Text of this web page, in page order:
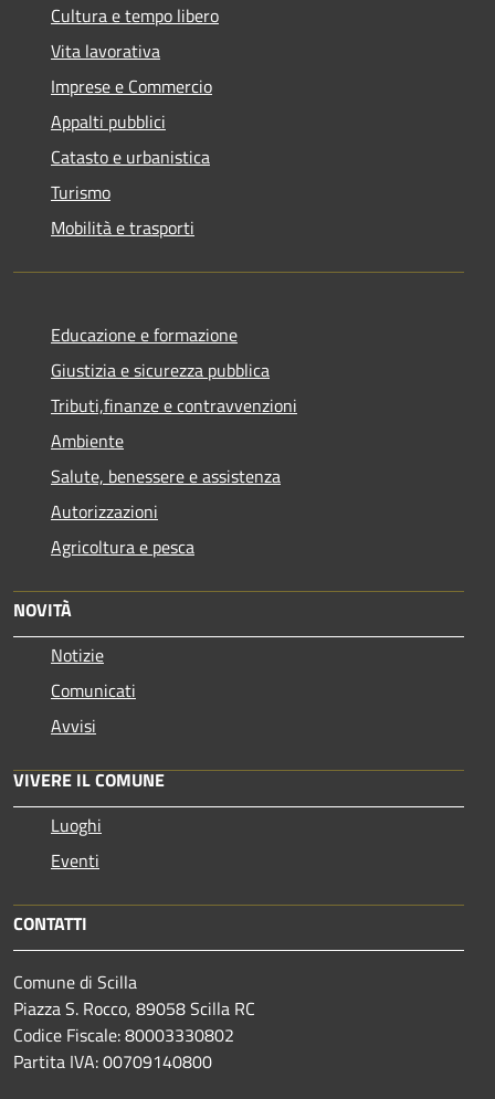
Cultura e tempo libero
Vita lavorativa
Imprese e Commercio
Appalti pubblici
Catasto e urbanistica
Turismo
Mobilità e trasporti
Educazione e formazione
Giustizia e sicurezza pubblica
Tributi,finanze e contravvenzioni
Ambiente
Salute, benessere e assistenza
Autorizzazioni
Agricoltura e pesca
NOVITÀ
Notizie
Comunicati
Avvisi
VIVERE IL COMUNE
Luoghi
Eventi
CONTATTI
Comune di Scilla
Piazza S. Rocco, 89058 Scilla RC
Codice Fiscale: 80003330802
Partita IVA: 00709140800